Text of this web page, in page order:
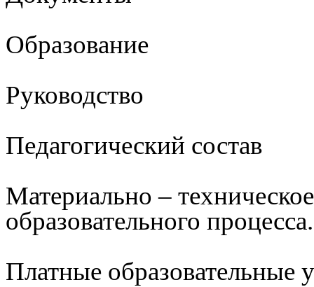
Образование
Руководство
Педагогический состав
Материально –
образовательного
Платные образовательные